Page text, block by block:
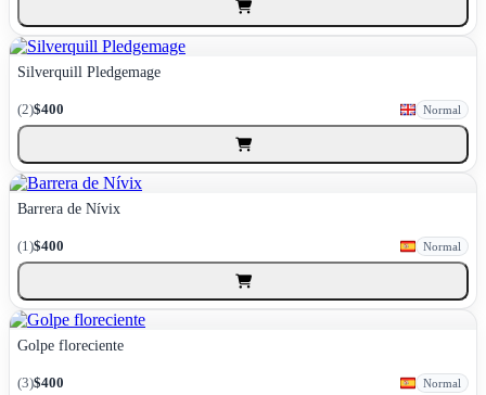
Silverquill Pledgemage
(2)$400 Normal
Barrera de Nívix
(1)$400 Normal
Golpe floreciente
(3)$400 Normal